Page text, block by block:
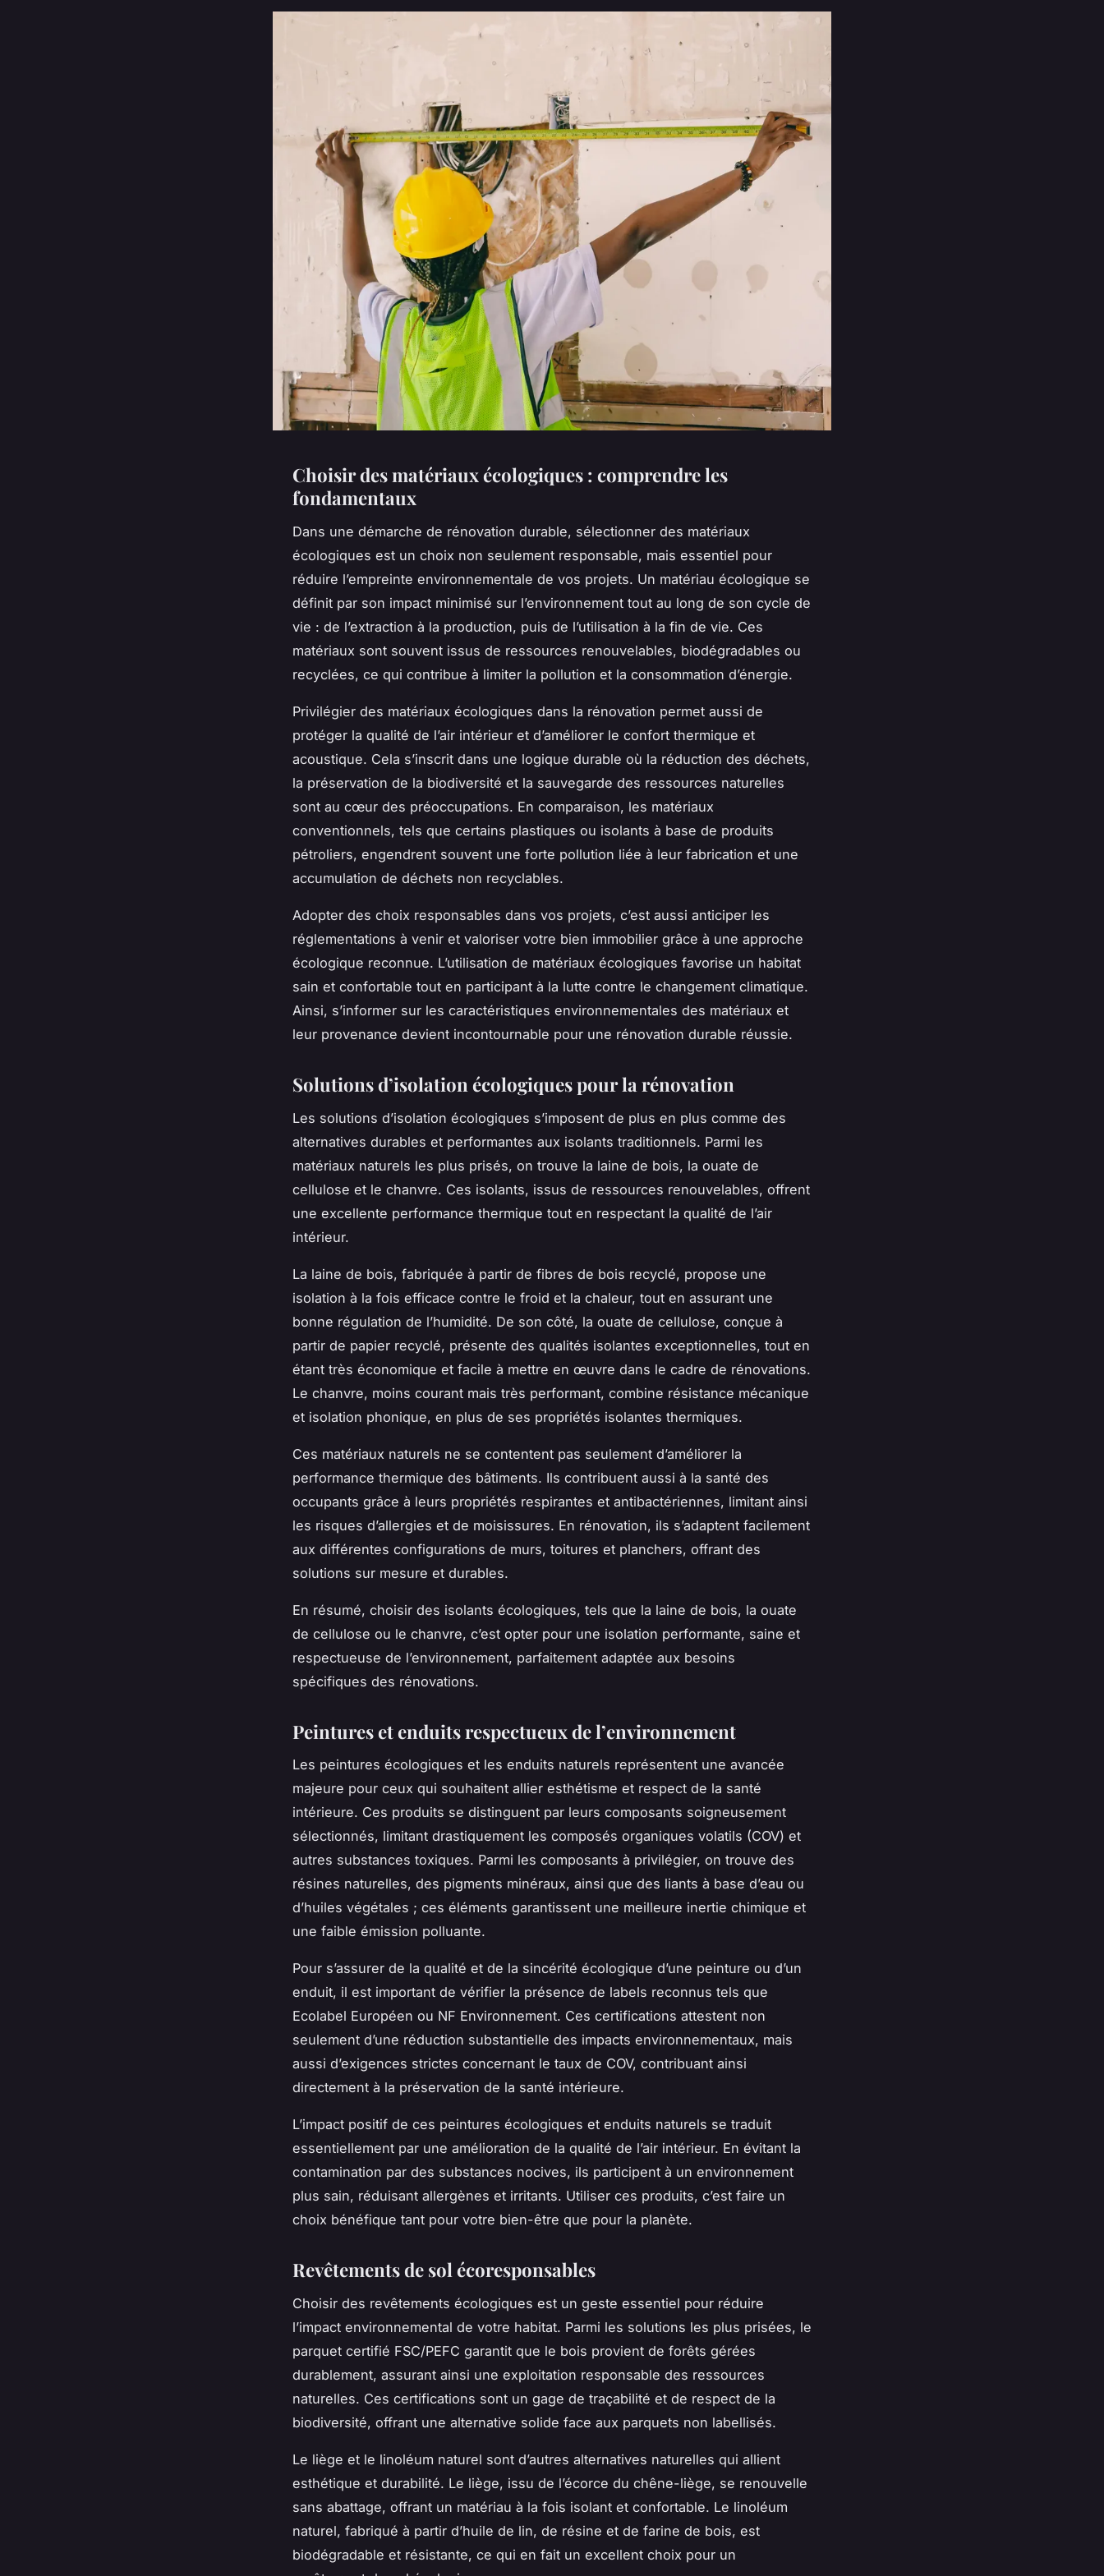
Choisir des matériaux écologiques : comprendre les
fondamentaux
Dans une démarche de rénovation durable, sélectionner des matériaux
écologiques est un choix non seulement responsable, mais essentiel pour
réduire l’empreinte environnementale de vos projets. Un matériau écologique se
définit par son impact minimisé sur l’environnement tout au long de son cycle de
vie : de l’extraction à la production, puis de l’utilisation à la fin de vie. Ces
matériaux sont souvent issus de ressources renouvelables, biodégradables ou
recyclées, ce qui contribue à limiter la pollution et la consommation d’énergie.
Privilégier des matériaux écologiques dans la rénovation permet aussi de
protéger la qualité de l’air intérieur et d’améliorer le confort thermique et
acoustique. Cela s’inscrit dans une logique durable où la réduction des déchets,
la préservation de la biodiversité et la sauvegarde des ressources naturelles
sont au cœur des préoccupations. En comparaison, les matériaux
conventionnels, tels que certains plastiques ou isolants à base de produits
pétroliers, engendrent souvent une forte pollution liée à leur fabrication et une
accumulation de déchets non recyclables.
Adopter des choix responsables dans vos projets, c’est aussi anticiper les
réglementations à venir et valoriser votre bien immobilier grâce à une approche
écologique reconnue. L’utilisation de matériaux écologiques favorise un habitat
sain et confortable tout en participant à la lutte contre le changement climatique.
Ainsi, s’informer sur les caractéristiques environnementales des matériaux et
leur provenance devient incontournable pour une rénovation durable réussie.
Solutions d’isolation écologiques pour la rénovation
Les solutions d’isolation écologiques s’imposent de plus en plus comme des
alternatives durables et performantes aux isolants traditionnels. Parmi les
matériaux naturels les plus prisés, on trouve la laine de bois, la ouate de
cellulose et le chanvre. Ces isolants, issus de ressources renouvelables, offrent
une excellente performance thermique tout en respectant la qualité de l’air
intérieur.
La laine de bois, fabriquée à partir de fibres de bois recyclé, propose une
isolation à la fois efficace contre le froid et la chaleur, tout en assurant une
bonne régulation de l’humidité. De son côté, la ouate de cellulose, conçue à
partir de papier recyclé, présente des qualités isolantes exceptionnelles, tout en
étant très économique et facile à mettre en œuvre dans le cadre de rénovations.
Le chanvre, moins courant mais très performant, combine résistance mécanique
et isolation phonique, en plus de ses propriétés isolantes thermiques.
Ces matériaux naturels ne se contentent pas seulement d’améliorer la
performance thermique des bâtiments. Ils contribuent aussi à la santé des
occupants grâce à leurs propriétés respirantes et antibactériennes, limitant ainsi
les risques d’allergies et de moisissures. En rénovation, ils s’adaptent facilement
aux différentes configurations de murs, toitures et planchers, offrant des
solutions sur mesure et durables.
En résumé, choisir des isolants écologiques, tels que la laine de bois, la ouate
de cellulose ou le chanvre, c’est opter pour une isolation performante, saine et
respectueuse de l’environnement, parfaitement adaptée aux besoins
spécifiques des rénovations.
Peintures et enduits respectueux de l’environnement
Les peintures écologiques et les enduits naturels représentent une avancée
majeure pour ceux qui souhaitent allier esthétisme et respect de la santé
intérieure. Ces produits se distinguent par leurs composants soigneusement
sélectionnés, limitant drastiquement les composés organiques volatils (COV) et
autres substances toxiques. Parmi les composants à privilégier, on trouve des
résines naturelles, des pigments minéraux, ainsi que des liants à base d’eau ou
d’huiles végétales ; ces éléments garantissent une meilleure inertie chimique et
une faible émission polluante.
Pour s’assurer de la qualité et de la sincérité écologique d’une peinture ou d’un
enduit, il est important de vérifier la présence de labels reconnus tels que
Ecolabel Européen ou NF Environnement. Ces certifications attestent non
seulement d’une réduction substantielle des impacts environnementaux, mais
aussi d’exigences strictes concernant le taux de COV, contribuant ainsi
directement à la préservation de la santé intérieure.
L’impact positif de ces peintures écologiques et enduits naturels se traduit
essentiellement par une amélioration de la qualité de l’air intérieur. En évitant la
contamination par des substances nocives, ils participent à un environnement
plus sain, réduisant allergènes et irritants. Utiliser ces produits, c’est faire un
choix bénéfique tant pour votre bien-être que pour la planète.
Revêtements de sol écoresponsables
Choisir des revêtements écologiques est un geste essentiel pour réduire
l’impact environnemental de votre habitat. Parmi les solutions les plus prisées, le
parquet certifié FSC/PEFC garantit que le bois provient de forêts gérées
durablement, assurant ainsi une exploitation responsable des ressources
naturelles. Ces certifications sont un gage de traçabilité et de respect de la
biodiversité, offrant une alternative solide face aux parquets non labellisés.
Le liège et le linoléum naturel sont d’autres alternatives naturelles qui allient
esthétique et durabilité. Le liège, issu de l’écorce du chêne-liège, se renouvelle
sans abattage, offrant un matériau à la fois isolant et confortable. Le linoléum
naturel, fabriqué à partir d’huile de lin, de résine et de farine de bois, est
biodégradable et résistante, ce qui en fait un excellent choix pour un